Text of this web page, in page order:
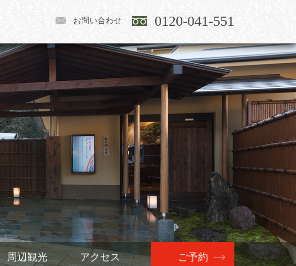
お問い合わせ 0120-041-551
周辺観光 アクセス ご予約